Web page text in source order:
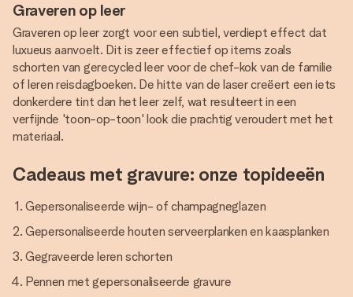
Graveren op leer
Graveren op leer zorgt voor een subtiel, verdiept effect dat
luxueus aanvoelt. Dit is zeer effectief op items zoals
schorten van gerecycled leer voor de chef-kok van de familie
of leren reisdagboeken. De hitte van de laser creëert een iets
donkerdere tint dan het leer zelf, wat resulteert in een
verfijnde 'toon-op-toon' look die prachtig veroudert met het
materiaal.
Cadeaus met gravure: onze topideeën
Gepersonaliseerde wijn- of champagneglazen
Gepersonaliseerde houten serveerplanken en kaasplanken
Gegraveerde leren schorten
Pennen met gepersonaliseerde gravure